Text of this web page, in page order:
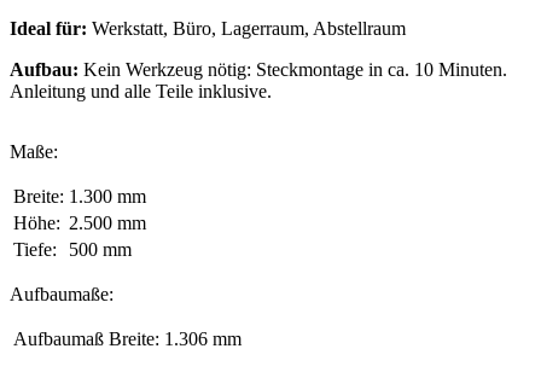
Ideal für: Werkstatt, Büro, Lagerraum, Abstellraum
Aufbau: Kein Werkzeug nötig: Steckmontage in ca. 10 Minuten.
Anleitung und alle Teile inklusive.
Maße:
Breite: 1.300 mm
Höhe: 2.500 mm
Tiefe:
500 mm
Aufbaumaße:
Aufbaumaß Breite: 1.306 mm